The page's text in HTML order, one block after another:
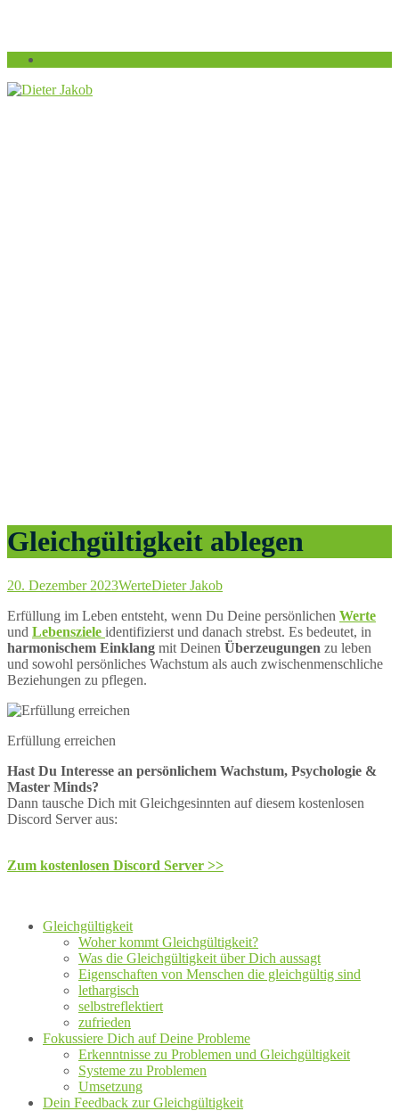
Gleichgültigkeit ablegen
20. Dezember 2023WerteDieter Jakob
Erfüllung im Leben entsteht, wenn Du Deine persönlichen Werte
und Lebensziele identifizierst und danach strebst. Es bedeutet, in
harmonischem Einklang mit Deinen Überzeugungen zu leben
und sowohl persönliches Wachstum als auch zwischenmenschliche
Beziehungen zu pflegen.
Erfüllung erreichen
Hast Du Interesse an persönlichem Wachstum, Psychologie &
Master Minds?
Dann tausche Dich mit Gleichgesinnten auf diesem kostenlosen
Discord Server aus:
Zum kostenlosen Discord Server >>
Gleichgültigkeit
Woher kommt Gleichgültigkeit?
Was die Gleichgültigkeit über Dich aussagt
Eigenschaften von Menschen die gleichgültig sind
lethargisch
selbstreflektiert
zufrieden
Fokussiere Dich auf Deine Probleme
Erkenntnisse zu Problemen und Gleichgültigkeit
Systeme zu Problemen
Umsetzung
Dein Feedback zur Gleichgültigkeit